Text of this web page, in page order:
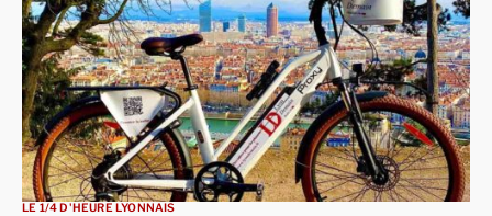
LE 1/4 D'HEURE LYONNAIS